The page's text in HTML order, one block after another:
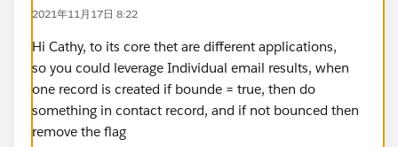
2021年11月17日 8:22
Hi Cathy, to its core thet are different applications,
so you could leverage Individual email results, when
one record is created if bounde = true, then do
something in contact record, and if not bounced then
remove the flag